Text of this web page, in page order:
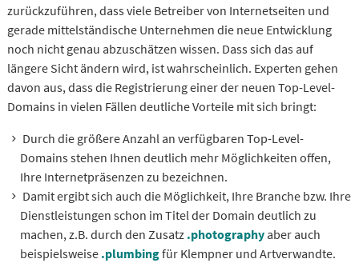
zurückzuführen, dass viele Betreiber von Internetseiten und
gerade mittelständische Unternehmen die neue Entwicklung
noch nicht genau abzuschätzen wissen. Dass sich das auf
längere Sicht ändern wird, ist wahrscheinlich. Experten gehen
davon aus, dass die Registrierung einer der neuen Top-Level-
Domains in vielen Fällen deutliche Vorteile mit sich bringt:
Durch die größere Anzahl an verfügbaren Top-Level-
Domains stehen Ihnen deutlich mehr Möglichkeiten offen,
Ihre Internetpräsenzen zu bezeichnen.
Damit ergibt sich auch die Möglichkeit, Ihre Branche bzw. Ihre
Dienstleistungen schon im Titel der Domain deutlich zu
machen, z.B. durch den Zusatz .photography aber auch
beispielsweise .plumbingfür Klempner und Artverwandte.